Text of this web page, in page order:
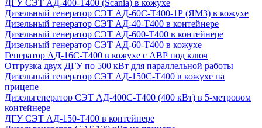
ДГУ СЭТ АД-400-Т400 (Scania) в кожухе
Дизельный генератор СЭТ АД-60С-Т400-1Р (ЯМЗ) в кожухе
Дизельный генератор СЭТ АД-40-Т400 в контейнере
Дизельный генератор СЭТ АД-600-Т400 в контейнере
Дизельный генератор СЭТ АД-60-Т400 в кожухе
Генератор АД-16С-Т400 в кожухе с АВР под ключ
Отгрузка двух ДГУ по 500 кВт для параллельной работы
Дизельный генератор СЭТ АД-150С-Т400 в кожухе на
прицепе
Дизельгенератор СЭТ АД-400С-Т400 (400 кВт) в 5-метровом
контейнере
ДГУ СЭТ АД-150-Т400 в контейнере